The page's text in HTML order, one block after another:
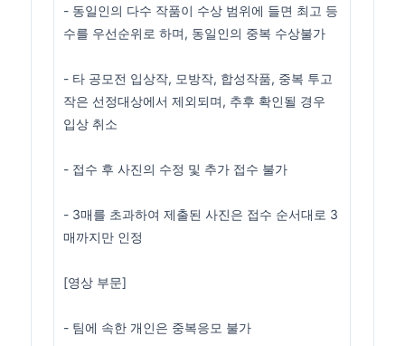
- 동일인의 다수 작품이 수상 범위에 들면 최고 등
수를 우선순위로 하며, 동일인의 중복 수상불가
- 타 공모전 입상작, 모방작, 합성작품, 중복 투고
작은 선정대상에서 제외되며, 추후 확인될 경우
입상 취소
- 접수 후 사진의 수정 및 추가 접수 불가
- 3매를 초과하여 제출된 사진은 접수 순서대로 3
매까지만 인정
[영상 부문]
- 팀에 속한 개인은 중복응모 불가